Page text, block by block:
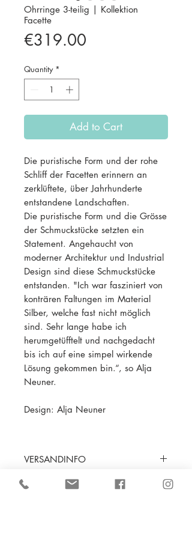
Ohrringe 3-teilig | Kollektion
Facette
€319.00
Quantity *
Add to Cart
Die puristische Form und der rohe
Schliff der Facetten erinnern an
zerklüftete, über Jahrhunderte
entstandene Landschaften.
Die puristische Form und die Grösse
der Schmuckstücke setzten ein
Statement. Angehaucht von
moderner Architektur und Industrial
Design sind diese Schmuckstücke
entstanden. "Ich war fasziniert von
konträren Faltungen im Material
Silber, welche fast nicht möglich
sind. Sehr lange habe ich
herumgetüfftelt und nachgedacht
bis ich auf eine simpel wirkende
Lösung gekommen bin.“, so Alja
Neuner.
Design: Alja Neuner
VERSANDINFO
Inland EMS 10 € / 1-2 Werktage
PRODUKTINFO